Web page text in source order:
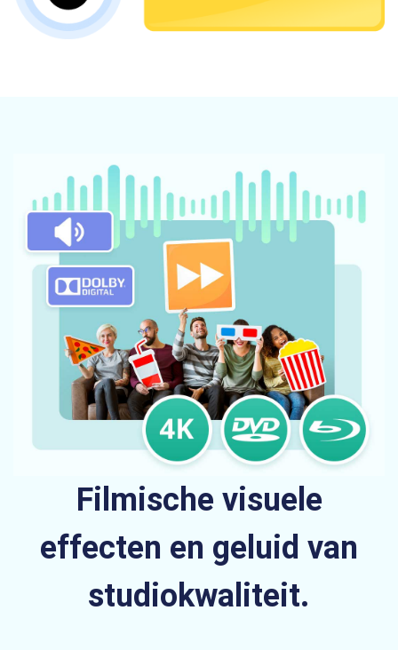
Filmische visuele
effecten en geluid van
studiokwaliteit.